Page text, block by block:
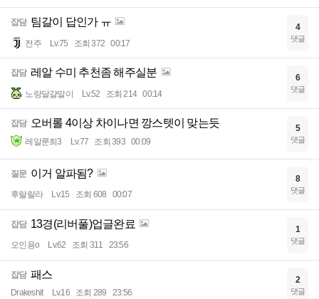
잡담 팀갈이 답인가 ㅠ
전주 Lv.75 조회 372 00:17
4
댓글
잡담 레알 수미 추천좀 해주실분
노랑달걀말이 Lv.52 조회 214 00:14
6
댓글
잡담 오버롤 4이상 차이나면 깡스텟이 맞는듯
레알룬희3 Lv.77 조회 393 00:09
5
댓글
질문 이거 알파됨?
후랄랄라 Lv.15 조회 608 00:07
8
댓글
잡담 13경(리버풀)업글완료
오인용o Lv.62 조회 311 23:56
1
댓글
잡담 패스
Drakeshit Lv.16 조회 289 23:56
2
댓글